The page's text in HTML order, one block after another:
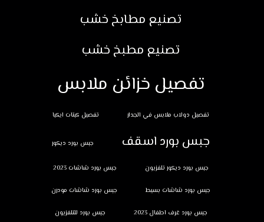
تصنيع مطابخ خشب
تصنيع مطبخ خشب
تفصيل خزائن ملابس
تفصيل دولاب ملابس في الجدار تفصيل كبتات ايكيا
جبس بورد اسقف جبس بورد ديكور
جبس بورد ديكور تلفزيون جبس بورد شاشات 2023
جبس بورد شاشات بسيط جبس بورد شاشات مودرن
جبس بورد غرف اطفال 2023 جبس بورد للتلفزيون